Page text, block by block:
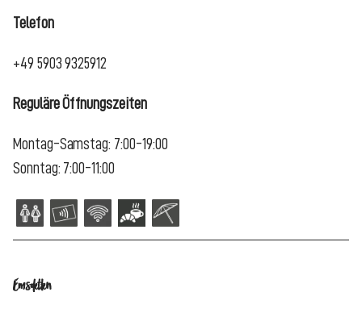
Telefon
+49 5903 9325912
Reguläre Öffnungszeiten
Montag-Samstag: 7:00-19:00
Sonntag: 7:00-11:00
Emsdetten